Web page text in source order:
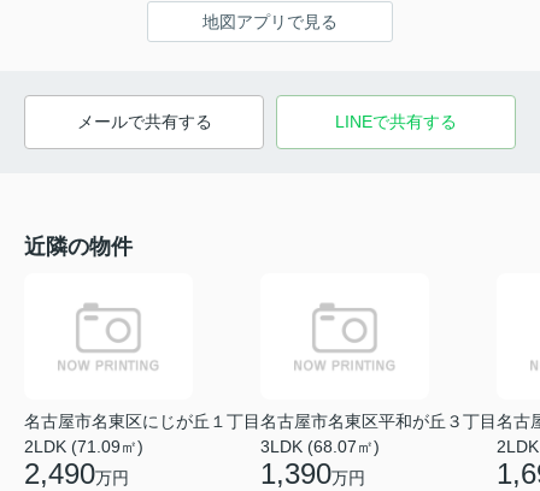
地図アプリで見る
メールで共有する LINEで共有する
近隣の物件
名古屋市名東区にじが丘１丁目
2LDK (71.09㎡)
2,490万円
名古屋市名東区平和が丘３丁目
3LDK (68.07㎡)
1,390万円
名古